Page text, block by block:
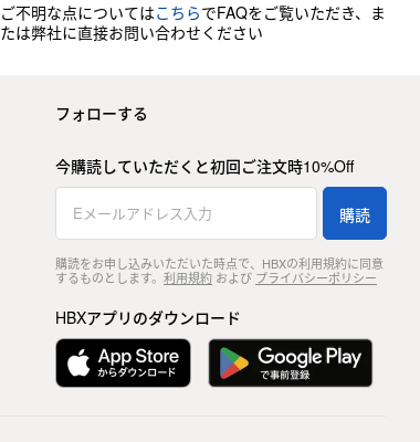
ご不明な点についてはこちらでFAQをご覧いただき、ま
たは弊社に直接お問い合わせください
フォローする
今購読していただくと初回ご注文時10%Off
購読
購読をお申し込みいただいた時点で、HBXの利用規約に同意
するものとします。 利用規約および プライバシーポリシー
HBXアプリのダウンロード